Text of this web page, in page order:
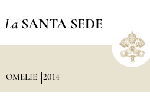
La SANTA SEDE
OMELIE 2014